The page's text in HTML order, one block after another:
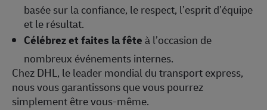
basée sur la confiance, le respect, l’esprit d’équipe
et le résultat.
Célébrez et faites la fêteà l’occasion de
nombreux événements internes.
Chez DHL, le leader mondial du transport express,
nous vous garantissons que vous pourrez
simplement être vous‑même.